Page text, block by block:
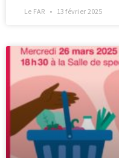
Le FAR 13 février 2025